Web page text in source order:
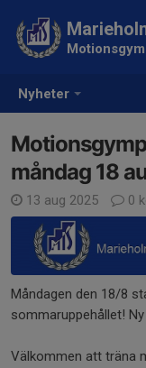
Nyheter
måndag 18
13 aug 2025 0
Måndagen den 18/8
sommaruppehållet!
Välkommen att träna